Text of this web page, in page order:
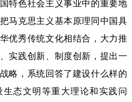
特色社会主义事业中的重要地
马克思主义基本原理同中国具
优秀传统文化相结合，大力推
实践创新、制度创新，提出一
略，系统回答了建设什么样的
态文明等重大理论和实践问